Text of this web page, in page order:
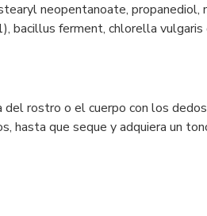
neopentanoate,
ferment, chlorella
rostro o el cuerpo con los
hasta que seque y adquiera un